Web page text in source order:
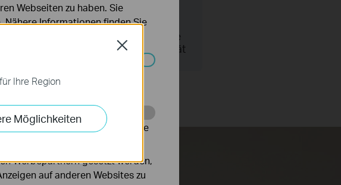
Höhere
Kapazität
Ihre Region
Möglichkeiten
Close
Webseiten zu haben. Sie
Nähere Informationen finden Sie
in Ihren Systemen nicht
Website zu analysieren, um die
Werbepartnern gesetzt werden,
auf anderen Websites zu